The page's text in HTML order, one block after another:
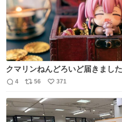
クマリンねんどろいど届きまし
っておかないと…(笑)可愛いすぎ
返
信
数
4
リ
ポ
ス
ト
56
い
い
ね
数
371